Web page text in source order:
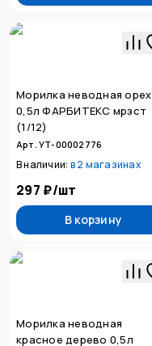
Морилка неводная орех
0,5л ФАРБИТЕКС мрзст
(1/12)
Арт. УТ-00002776
В наличии: в2 магазинах
297 ₽/шт
В корзину
Морилка неводная
красное дерево 0,5л